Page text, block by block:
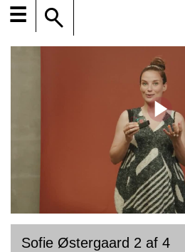
☰
Sofie Østergaard 2 af 4